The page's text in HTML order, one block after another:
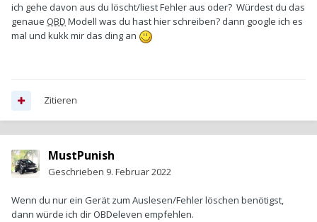
ich gehe davon aus du löscht/liest Fehler aus oder? Würdest du das
genaue OBD Modell was du hast hier schreiben? dann google ich es
mal und kukk mir das ding an
Zitieren
MustPunish
Geschrieben 9. Februar 2022
Wenn du nur ein Gerät zum Auslesen/Fehler löschen benötigst,
dann würde ich dir OBDeleven empfehlen.